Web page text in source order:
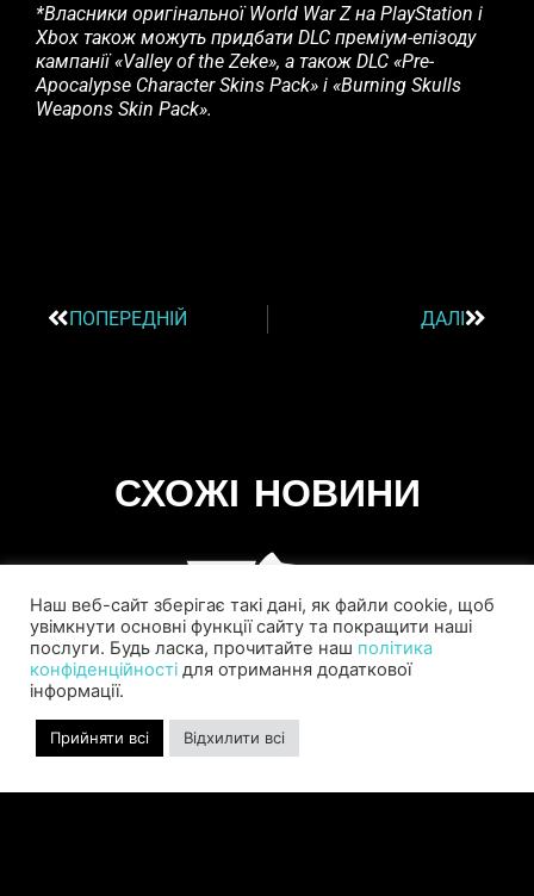
*Власники оригінальної World War Z на PlayStation і
Xbox також можуть придбати DLC преміум-епізоду
кампанії «Valley of the Zeke», а також DLC «Pre-
Apocalypse Character Skins Pack» і «Burning Skulls
Weapons Skin Pack».
ПОПЕРЕДНІЙ ДАЛІ
СХОЖІ НОВИНИ
Наш веб-сайт зберігає такі дані, як файли cookie, щоб
увімкнути основні функції сайту та покращити наші
послуги. Будь ласка, прочитайте наш політика
конфіденційності для отримання додаткової
інформації.
Прийняти всі Відхилити всі